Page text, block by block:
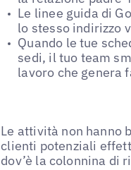
Le linee guida di
lo stesso indirizzo
Quando le tue
sedi, il tuo team
lavoro che genera
Le attività non hanno
clienti potenziali
dov’è la colonnina di